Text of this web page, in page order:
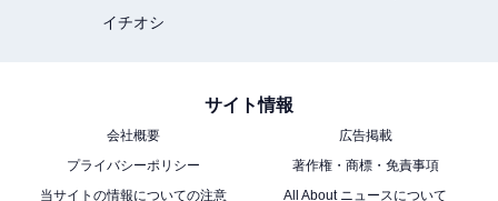
※プラン・部屋により価格は変動します
チェックイン：15:00から
チェックアウト：10:00まで
イチオシ
サイト情報
会社概要
広告掲載
プライバシーポリシー
著作権・商標・免責事項
当サイトの情報についての注意
All About ニュースについて